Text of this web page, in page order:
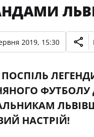
2019, 15:30
НАСТРІЙ!